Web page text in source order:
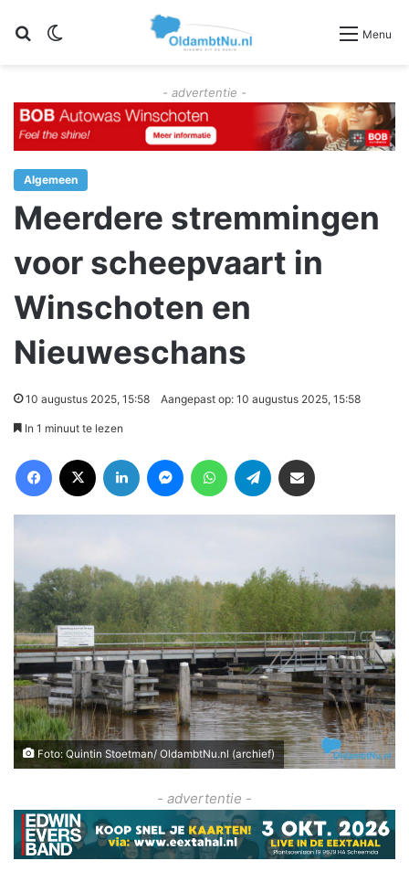
Zoeken Menu
- advertentie -
Algemeen
Meerdere stremmingen
voor scheepvaart in
Winschoten en
Nieuweschans
10 augustus 2025, 15:58 Aangepast op: 10 augustus 2025, 15:58
In 1 minuut te lezen
Foto: Quintin Stoetman/ OldambtNu.nl (archief)
- advertentie -